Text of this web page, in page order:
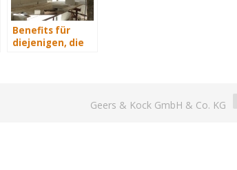
Benefits für
diejenigen, die
Geers & Kock GmbH & Co. KG